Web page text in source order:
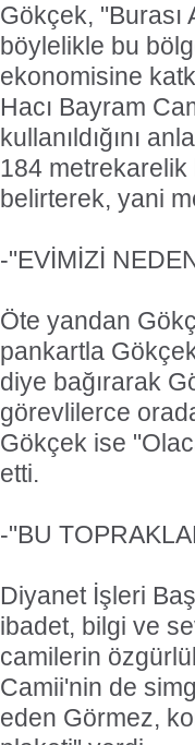
Gökçek, "Burası
böylelikle bu
ekonomisine
Hacı Bayram
kullanıldığını
184 metrekarelik
belirterek, yani
-"EVİMİZİ
Öte yandan
pankartla
diye bağırarak
görevlilerce
Gökçek ise
etti.
-"BU
Diyanet İşleri
ibadet, bilgi ve
camilerin
Camii'nin de
eden Görmez,